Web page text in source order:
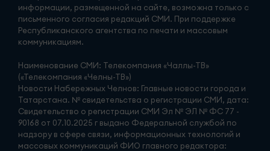
информации, размещенной на сайте, возможна только с
письменного согласия редакций СМИ. При поддержке
Республиканского агентства по печати и массовым
коммуникациям.
Наименование СМИ: Телекомпания «Чаллы-ТВ»
(«Телекомпания «Челны-ТВ»)
Новости Набережных Челнов: Главные новости города и
Татарстана. № свидетельства о регистрации СМИ, дата:
Свидетельство о регистрации СМИ Эл № ЭЛ № ФС 77 -
90168 от 07.10.2025 г выдано Федеральной службой по
надзору в сфере связи, информационных технологий и
массовых коммуникаций ФИО главного редактора: